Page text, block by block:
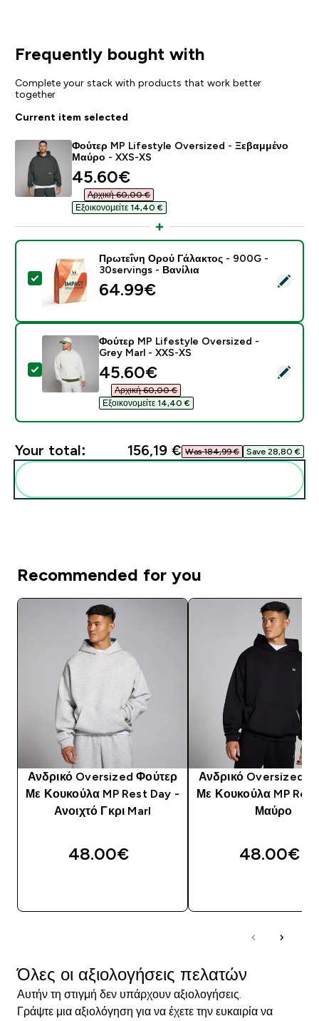
Frequently bought with
Complete your stack with products that work better
together
Current item selected
Φούτερ MP Lifestyle Oversized - Ξεβαμμένο
Μαύρο - XXS-XS
discounted price
45.60€‎
Αρχική 60,00 €‎
Εξοικονομείτε 14,40 €‎
Select this product - Πρωτεΐνη Ορού Γάλακτος -
Πρωτεΐνη Ορού Γάλακτος - 900G -
30servings - Βανίλια
64.99€‎
Select this product - Φούτερ MP Lifestyle Oversized
Φούτερ MP Lifestyle Oversized -
Grey Marl - XXS-XS
discounted price
45.60€‎
Αρχική 60,00 €‎
Εξοικονομείτε 14,40 €‎
Your total: 156,19 €‎ Was 184,99 €‎ Save 28,80 €‎
Recommended for you
Ανδρικό Oversized Φούτερ
Με Κουκούλα MP Rest Day -
Ανοιχτό Γκρι Marl
48.00€‎
Ανδρικό Oversized
Με Κουκούλα MP
Μαύρο
48.00€‎
Όλες οι αξιολογήσεις πελατών
Αυτήν τη στιγμή δεν υπάρχουν αξιολογήσεις.
Γράψτε μια αξιολόγηση για να έχετε την ευκαιρία να